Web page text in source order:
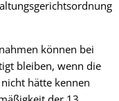
können bei
bleiben, wenn die
hätte kennen